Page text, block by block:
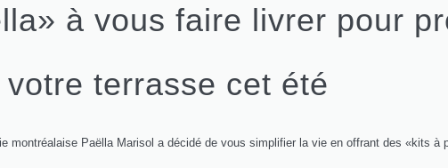
à vous faire livrer pour
votre terrasse cet été
montréalaise Paëlla Marisol a décidé de vous simplifier la vie en offrant des «kits à